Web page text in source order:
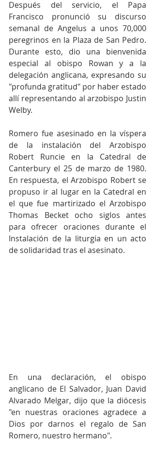
Después del servicio, el Papa
Francisco pronunció su discurso
semanal de Angelus a unos 70,000
peregrinos en la Plaza de San Pedro.
Durante esto, dio una bienvenida
especial al obispo Rowan y a la
delegación anglicana, expresando su
"profunda gratitud" por haber estado
allí representando al arzobispo Justin
Welby.
Romero fue asesinado en la víspera
de la instalación del Arzobispo
Robert Runcie en la Catedral de
Canterbury el 25 de marzo de 1980.
En respuesta, el Arzobispo Robert se
propuso ir al lugar en la Catedral en
el que fue martirizado el Arzobispo
Thomas Becket ocho siglos antes
para ofrecer oraciones durante el
Instalación de la liturgia en un acto
de solidaridad tras el asesinato.
En una declaración, el obispo
anglicano de El Salvador, Juan David
Alvarado Melgar, dijo que la diócesis
"en nuestras oraciones agradece a
Dios por darnos el regalo de San
Romero, nuestro hermano".